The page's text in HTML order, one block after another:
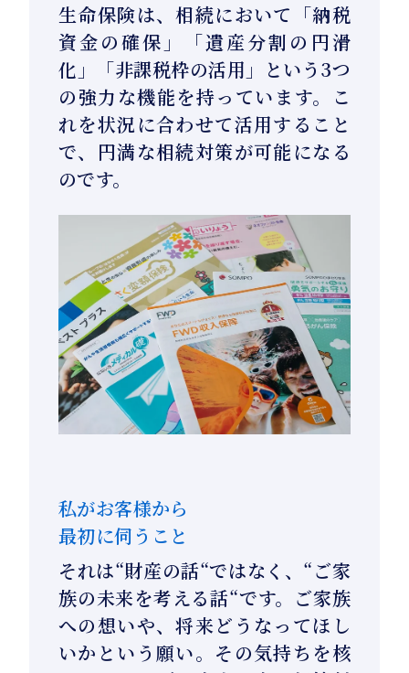
生命保険は、相続において「納税
資金の確保」「遺産分割の円滑
化」「非課税枠の活用」という3つ
の強力な機能を持っています。こ
れを状況に合わせて活用すること
で、円満な相続対策が可能になる
のです。
私がお客様から
最初に伺うこと
それは“財産の話“ではなく、“ご家
族の未来を考える話“です。ご家族
への想いや、将来どうなってほし
いかという願い。その気持ちを核